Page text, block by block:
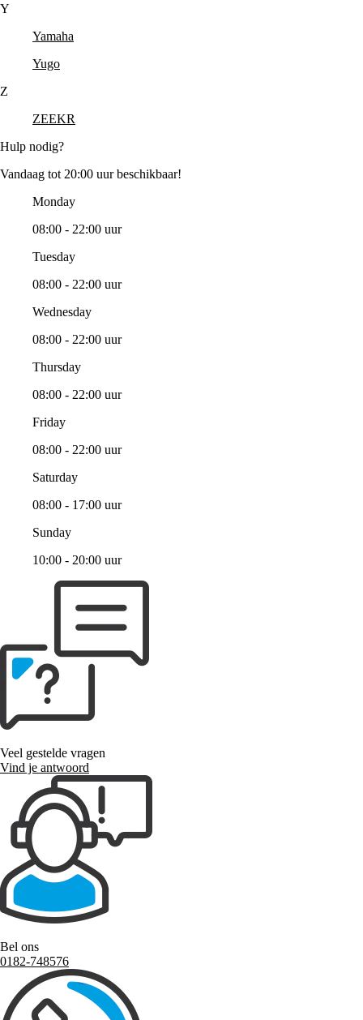
Y
Yamaha
Yugo
Z
ZEEKR
Hulp nodig?
Vandaag tot 20:00 uur beschikbaar!
Monday
08:00 - 22:00 uur
Tuesday
08:00 - 22:00 uur
Wednesday
08:00 - 22:00 uur
Thursday
08:00 - 22:00 uur
Friday
08:00 - 22:00 uur
Saturday
08:00 - 17:00 uur
Sunday
10:00 - 20:00 uur
Veel gestelde vragen
Vind je antwoord
Bel ons
0182-748576